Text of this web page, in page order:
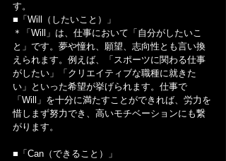
す。
■「Will（したいこと）」
＊「Will」は、仕事において「自分がしたいこ
と」です。夢や憧れ、願望、志向性とも言い換
えられます。例えば、「スポーツに関わる仕事
がしたい」「クリエイティブな職種に就きた
い」といった希望が挙げられます。仕事で
「Will」を十分に満たすことができれば、労力を
惜しまず努力でき、高いモチベーションにも繋
がります。
■「Can（できること）」